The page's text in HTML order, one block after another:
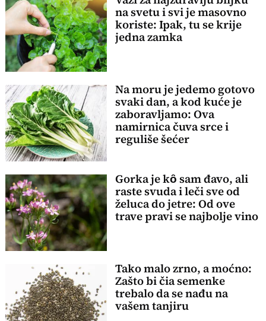
na svetu i svi je masovno
koriste: Ipak, tu se krije
jedna zamka
Na moru je jedemo gotovo
svaki dan, a kod kuće je
zaboravljamo: Ova
namirnica čuva srce i
reguliše šećer
Gorka je kȏ sam đavo, ali
raste svuda i leči sve od
želuca do jetre: Od ove
trave pravi se najbolje vino
Tako malo zrno, a moćno:
Zašto bi čia semenke
trebalo da se nađu na
vašem tanjiru